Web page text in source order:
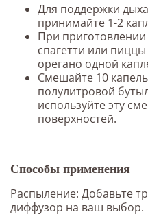
Для поддержки
принимайте 1-2
При приготовлении
спагетти или
орегано одной
Смешайте 10
полулитровой
используйте эту
поверхностей.
Способы применения
Распыление: Добавьте
диффузор на ваш выбор.